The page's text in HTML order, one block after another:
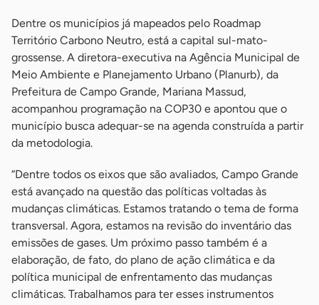
Dentre os municípios já mapeados pelo Roadmap
Território Carbono Neutro, está a capital sul-mato-
grossense. A diretora-executiva na Agência Municipal de
Meio Ambiente e Planejamento Urbano (Planurb), da
Prefeitura de Campo Grande, Mariana Massud,
acompanhou programação na COP30 e apontou que o
município busca adequar-se na agenda construída a partir
da metodologia.
“Dentre todos os eixos que são avaliados, Campo Grande
está avançado na questão das políticas voltadas às
mudanças climáticas. Estamos tratando o tema de forma
transversal. Agora, estamos na revisão do inventário das
emissões de gases. Um próximo passo também é a
elaboração, de fato, do plano de ação climática e da
política municipal de enfrentamento das mudanças
climáticas. Trabalhamos para ter esses instrumentos